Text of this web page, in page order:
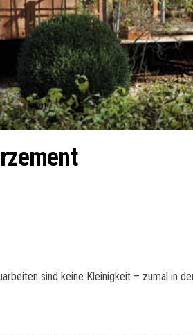
sind keine Kleinigkeit – zumal in